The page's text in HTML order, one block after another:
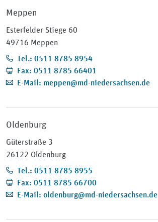
Meppen
Esterfelder Stiege 60
49716 Meppen
Tel.: 0511 8785 8954
Fax: 0511 8785 66401
E-Mail: meppen@md-niedersachsen.de
Oldenburg
Güterstraße 3
26122 Oldenburg
Tel.: 0511 8785 8955
Fax: 0511 8785 66700
E-Mail: oldenburg@md-niedersachsen.de